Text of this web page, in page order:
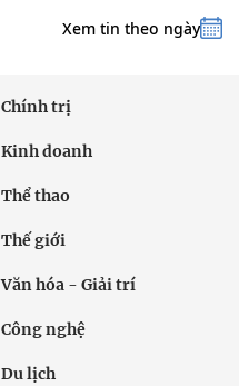
Xem tin theo ngày
Chính trị
Kinh doanh
Thể thao
Thế giới
Văn hóa - Giải trí
Công nghệ
Du lịch